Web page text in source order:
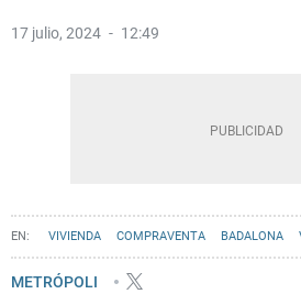
17 julio, 2024 12:49
VIVIENDA COMPRAVENTA BADALONA
METRÓPOLI